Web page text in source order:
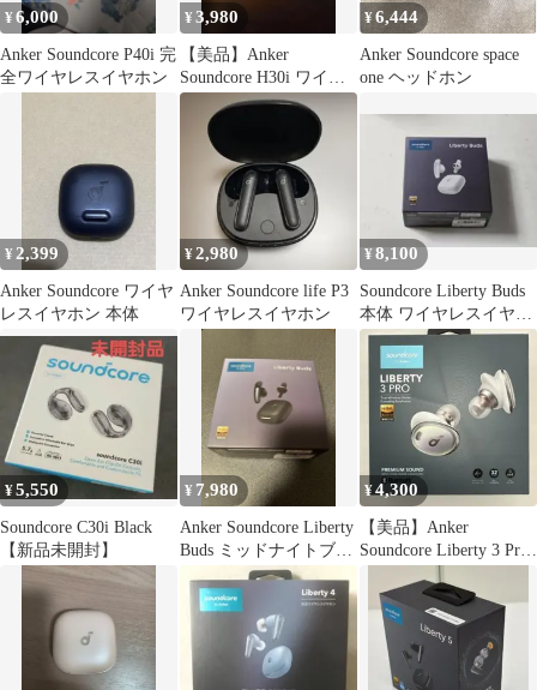
¥6,000
Anker Soundcore P40i 完
全ワイヤレスイヤホン
¥3,980
【美品】Anker
Soundcore H30i ワイヤ
レスヘッドホン
¥6,444
Anker Soundcore space
one ヘッドホン
¥ 2,399
Anker Soundcore ワイヤ
レスイヤホン 本体
¥2,980
Anker Soundcore life P3
ワイヤレスイヤホン
¥8,100
Soundcore Liberty Buds
本体 ワイヤレスイヤホ
ン
¥5,550
Soundcore C30i Black
【新品未開封】
¥ 7,980
Anker Soundcore Liberty
Buds ミッドナイトブラ
¥4,300
【美品】Anker
Soundcore Liberty 3 Pro